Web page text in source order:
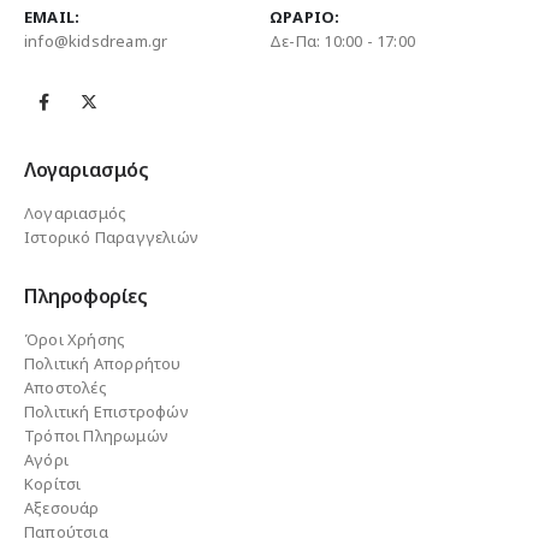
EMAIL:
info@kidsdream.gr
ΩΡΆΡΙΟ:
Δε-Πα: 10:00 - 17:00
Λογαριασμός
Λογαριασμός
Ιστορικό Παραγγελιών
Πληροφορίες
Όροι Χρήσης
Πολιτική Απορρήτου
Αποστολές
Πολιτική Επιστροφών
Τρόποι Πληρωμών
Αγόρι
Κορίτσι
Αξεσουάρ
Παπούτσια